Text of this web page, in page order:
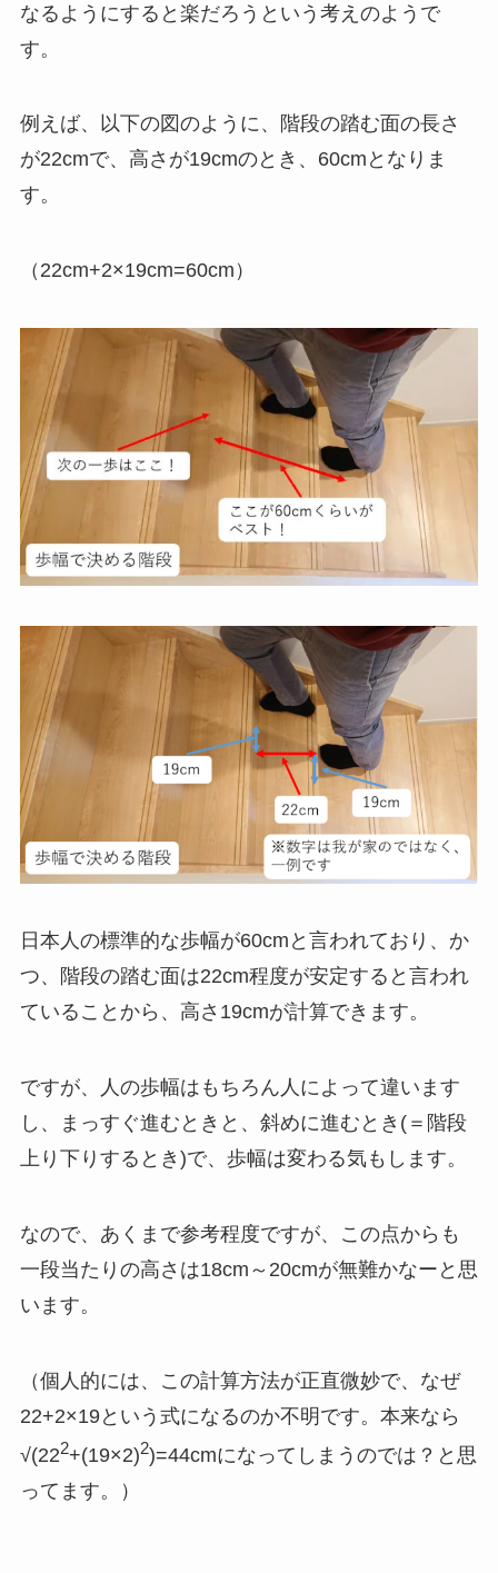
なるようにすると楽だろうという考えのようで
す。
例えば、以下の図のように、階段の踏む面の長さ
が22cmで、高さが19cmのとき、60cmとなりま
す。
（22cm+2×19cm=60cm）
日本人の標準的な歩幅が60cmと言われており、か
つ、階段の踏む面は22cm程度が安定すると言われ
ていることから、高さ19cmが計算できます。
ですが、人の歩幅はもちろん人によって違います
し、まっすぐ進むときと、斜めに進むとき(＝階段
上り下りするとき)で、歩幅は変わる気もします。
なので、あくまで参考程度ですが、この点からも
一段当たりの高さは18cm～20cmが無難かなーと思
います。
（個人的には、この計算方法が正直微妙で、なぜ
22+2×19という式になるのか不明です。本来なら
√(222+(19×2)2)=44cmになってしまうのでは？と思
ってます。）